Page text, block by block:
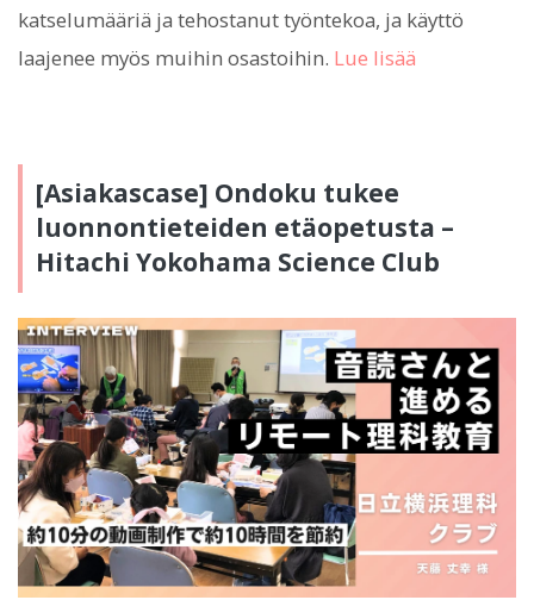
katselumääriä ja tehostanut työntekoa, ja käyttö
laajenee myös muihin osastoihin. Lue lisää
[Asiakascase] Ondoku tukee
luonnontieteiden etäopetusta –
Hitachi Yokohama Science Club